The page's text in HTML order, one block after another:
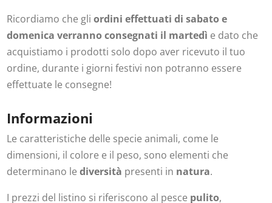
Ricordiamo che gliordini effettuati di sabato e
domenica verranno consegnati il martedì e dato che
acquistiamo i prodotti solo dopo aver ricevuto il tuo
ordine, durante i giorni festivi non potranno essere
effettuate le consegne!
Informazioni
Le caratteristiche delle specie animali, come le
dimensioni, il colore e il peso, sono elementi che
determinano lediversità presenti in natura.
I prezzi del listino si riferiscono al pesce pulito,